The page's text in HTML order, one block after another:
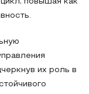
их роль в